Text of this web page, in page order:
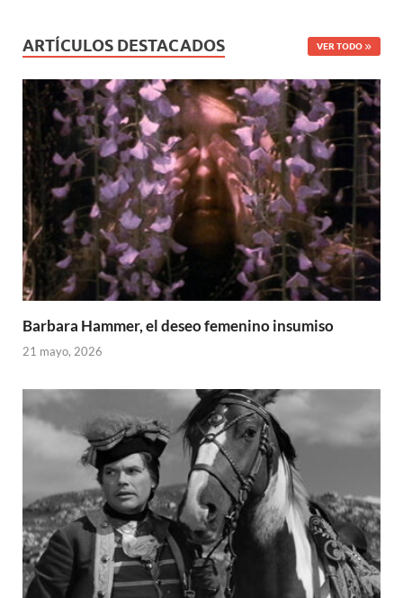
ARTÍCULOS DESTACADOS VER TODO
Barbara Hammer, el deseo femenino insumiso
21 mayo, 2026